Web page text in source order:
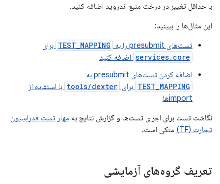
با حداقل تغییر در درخت منبع اندروید اضافه کنید.
این مثال‌ها را ببینید:
تست‌های presubmit را به
TEST_MAPPING برای
services.core اضافه کنید
اضافه کردن تست‌های presubmit به
TEST_MAPPING برای tools/dexter با استفاده از
importها
نگاشت تست برای اجرای تست‌ها و گزارش نتایج به مهار تست فدراسیون
تجارت (TF)
متکی است.
تعریف گروه‌های آزمایشی